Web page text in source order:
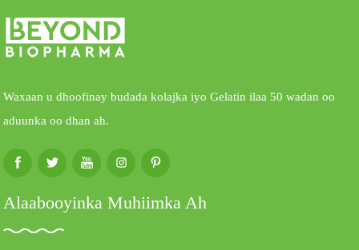
Waxaan u dhoofinay budada kolajka iyo Gelatin ilaa 50 wadan oo
aduunka oo dhan ah.
Alaabooyinka Muhiimka Ah